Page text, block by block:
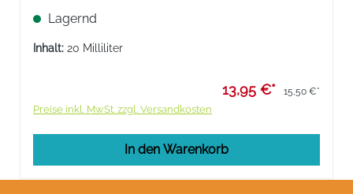
Lagernd
Inhalt: 20 Milliliter
13,95 €* 15,50 €*
Preise inkl. MwSt. zzgl. Versandkosten
In den Warenkorb